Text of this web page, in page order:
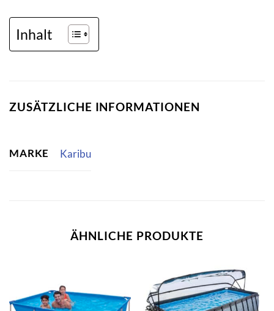
Inhalt
ZUSÄTZLICHE INFORMATIONEN
MARKE Karibu
ÄHNLICHE PRODUKTE